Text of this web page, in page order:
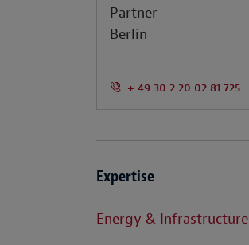
Partner
Berlin
+ 49 30 2 20 02 81 725
Expertise
Energy & Infrastructure